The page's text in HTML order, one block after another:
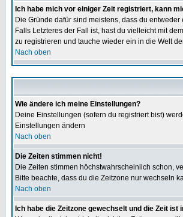
Ich habe mich vor einiger Zeit registriert, kann
Die Gründe dafür sind meistens, dass du
Falls Letzteres der Fall ist, hast du vielleicht mit
zu registrieren und tauche wieder ein in die Welt
Nach oben
Wie ändere ich meine Einstellungen?
Deine Einstellungen (sofern du registriert bist)
Einstellungen ändern
Nach oben
Die Zeiten stimmen nicht!
Die Zeiten stimmen höchstwahrscheinlich schon,
Bitte beachte, dass du die Zeitzone nur wechseln
Nach oben
Ich habe die Zeitzone gewechselt und die Zeit ist